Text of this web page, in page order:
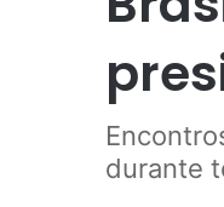
durante